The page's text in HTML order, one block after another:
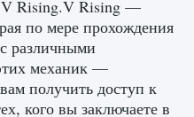
награды For
205 0 0
V Rising.V Rising —
по мере прохождения
различными
механик —
получить доступ к
кого вы заключаете в